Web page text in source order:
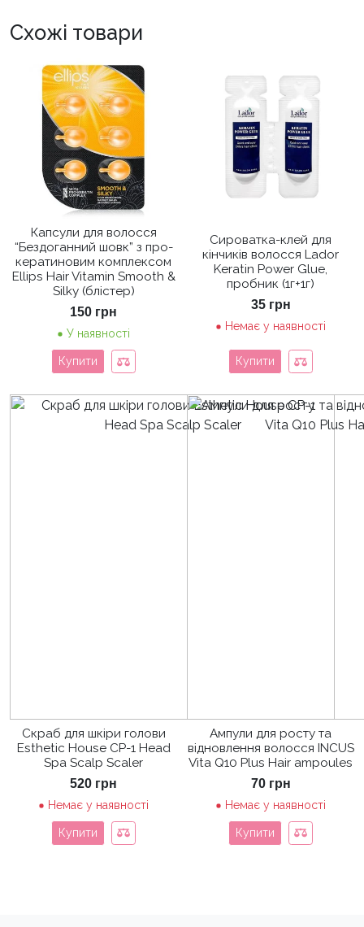
Схожі товари
Капсули для волосся
“Бездоганний шовк” з про-
кератиновим комплексом
Ellips Hair Vitamin Smooth &
Silky (блістер)
150 грн
У наявності
Купити
Сироватка-клей для
кінчиків волосся Lador
Keratin Power Glue,
пробник (1г+1г)
35 грн
Немає у наявності
Купити
Скраб для шкіри голови
Esthetic House CP-1 Head
Spa Scalp Scaler
520 грн
Немає у наявності
Купити
Ампули для росту та
відновлення волосся INCUS
Vita Q10 Plus Hair ampoules
70 грн
Немає у наявності
Купити